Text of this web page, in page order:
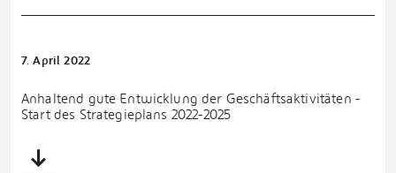
7. April 2022
Anhaltend gute Entwicklung der Geschäftsaktivitäten -
Start des Strategieplans 2022-2025